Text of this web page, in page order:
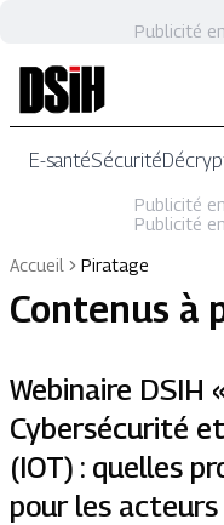
Publicité
E-santéSécurité
Publicité
Publicité
Accueil
Piratage
Contenus à
Webinaire DSIH
Cybersécurité
(IOT) : quelles
pour les